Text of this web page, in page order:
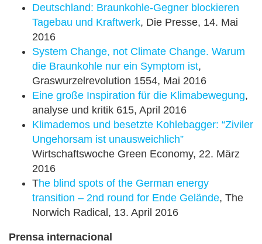
Deutschland: Braunkohle-Gegner blockieren
Tagebau und Kraftwerk, Die Presse, 14. Mai
2016
System Change, not Climate Change. Warum
die Braunkohle nur ein Symptom ist,
Graswurzelrevolution 1554, Mai 2016
Eine große Inspiration für die Klimabewegung,
analyse und kritik 615, April 2016
Klimademos und besetzte Kohlebagger: “Ziviler
Ungehorsam ist unausweichlich”
Wirtschaftswoche Green Economy, 22. März
2016
The blind spots of the German energy
transition – 2nd round for Ende Gelände, The
Norwich Radical, 13. April 2016
Prensa internacional